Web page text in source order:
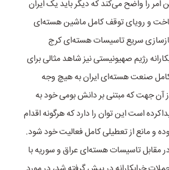
را واضح می‌کند که دیگر باید یک ایران
و رویای توقف کامل ماشین هسته‌ای
بازسازی سریع تاسیسات هسته‌ای کرج
رژیم صهیونیستی نیز شاهد مثالی برای
صنعت هسته‌ای ایران به هیچ وجه
آن جهت که مبتنی بر دانش بومی خود به
است این توان را دارد که هرگونه اقدام
و مانع از تعطیلی کامل فعالیت خود شود.
مقابل تاسیسات هسته‌ای عراق و سوریه با